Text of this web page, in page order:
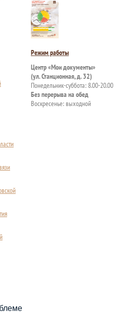
Режим работы
Центр «Мои документы»
(ул. Станционная, д. 32)
Понедельник-суббота: 8.00-20.00
Без перерыва на обед
Воскресенье: выходной
пособия?